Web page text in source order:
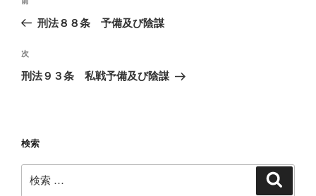
ビ
ゲ
ン
去
投
稿
刑法８８条 予備及び陰謀
次
の
次
刑法９３条 私戦予備及び陰謀
検索
検
索: